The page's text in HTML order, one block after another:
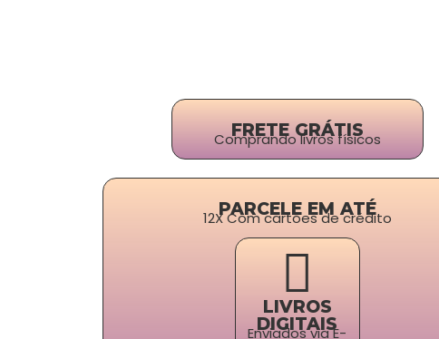
FRETE GRÁTIS
Comprando livros físicos
PARCELE EM ATÉ
12X Com cartões de crédito
LIVROS
DIGITAIS
Enviados via E-